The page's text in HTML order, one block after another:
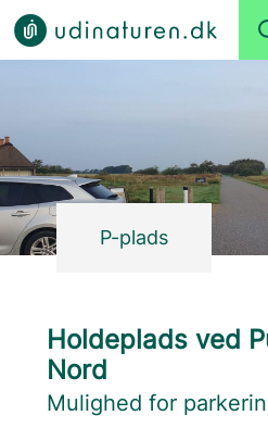
P-plads
Holdeplads ved
Nord
Mulighed for